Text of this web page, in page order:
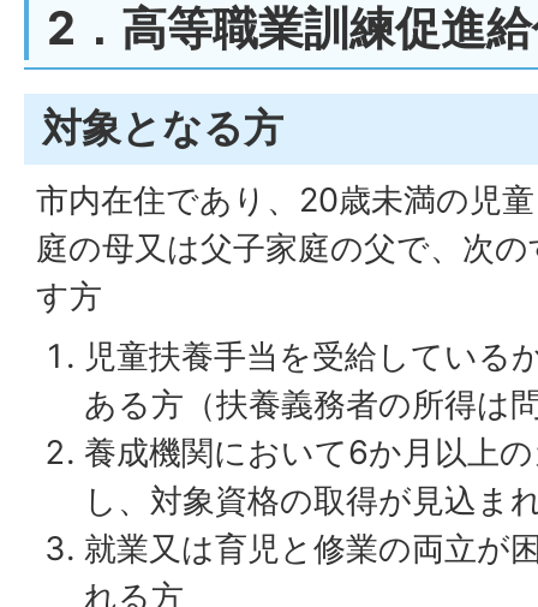
2．高等職業訓練促進
対象となる方
市内在住であり、20歳未満の児
庭の母又は父子家庭の父で、次
す方
児童扶養手当を受給している
ある方（扶養義務者の所得は
養成機関において6か月以上
し、対象資格の取得が見込ま
就業又は育児と修業の両立が
れる方